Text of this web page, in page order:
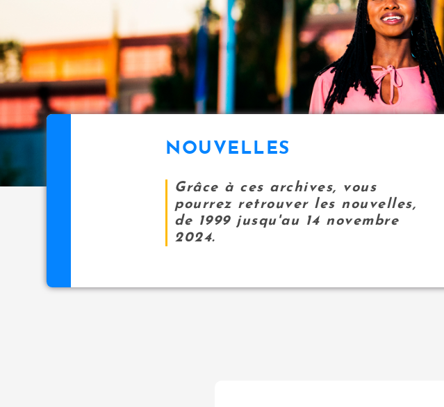
NOUVELLES
Grâce à ces archives, vous
pourrez retrouver les nouvelles,
de 1999 jusqu'au 14 novembre
2024.